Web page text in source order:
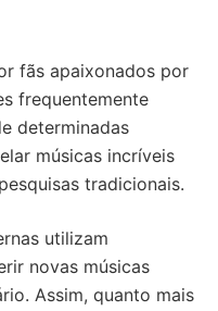
fãs apaixonados por
frequentemente
determinadas
músicas incríveis
tradicionais.
utilizam
novas músicas
Assim, quanto mais